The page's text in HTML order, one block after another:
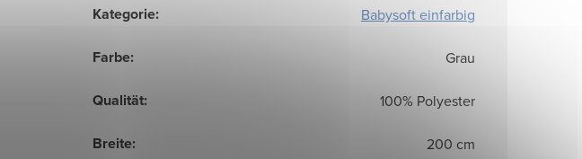
Kategorie: Babysoft einfarbig
Farbe: Grau
Qualität: 100% Polyester
Breite: 200 cm